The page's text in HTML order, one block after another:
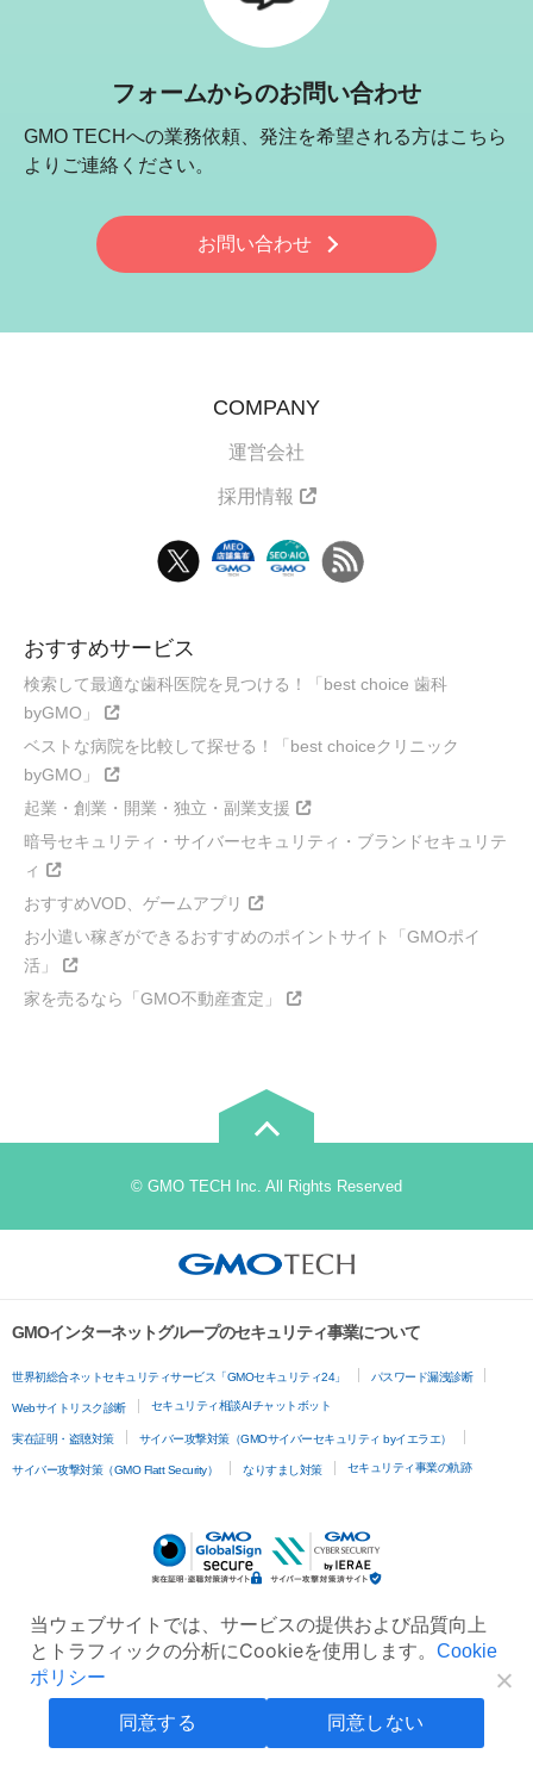
フォームからのお問い合わせ
GMO TECHへの業務依頼、発注を希望される方はこちら
よりご連絡ください。
お問い合わせ
COMPANY
運営会社
採用情報
おすすめサービス
検索して最適な歯科医院を見つける！「best choice 歯科
byGMO」
ベストな病院を比較して探せる！「best choiceクリニック
byGMO」
起業・創業・開業・独立・副業支援
暗号セキュリティ・サイバーセキュリティ・ブランドセキュリテ
ィ
おすすめVOD、ゲームアプリ
お小遣い稼ぎができるおすすめのポイントサイト「GMOポイ
活」
家を売るなら「GMO不動産査定」
© GMO TECH Inc. All Rights Reserved
GMOインターネットグループのセキュリティ事業について
世界初総合ネットセキュリティサービス「GMOセキュリティ24」 パスワード漏洩診断
Webサイトリスク診断 セキュリティ相談AIチャットボット
実在証明・盗聴対策 サイバー攻撃対策（GMOサイバーセキュリティ byイエラエ）
サイバー攻撃対策（GMO Flatt Security） なりすまし対策 セキュリティ事業の軌跡
当ウェブサイトでは、サービスの提供および品質向上
とトラフィックの分析にCookieを使用します。 Cookie
ポリシー
同意する 同意しない無料診断